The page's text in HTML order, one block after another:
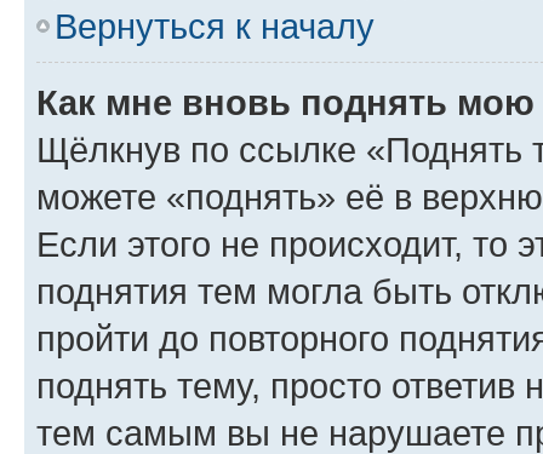
Вернуться к началу
Как мне вновь поднять мою
Щёлкнув по ссылке «Поднять
можете «поднять» её в
Если этого не происходит, то
поднятия тем могла быть
пройти до повторного
поднять тему, просто ответив
тем самым вы не нарушаете